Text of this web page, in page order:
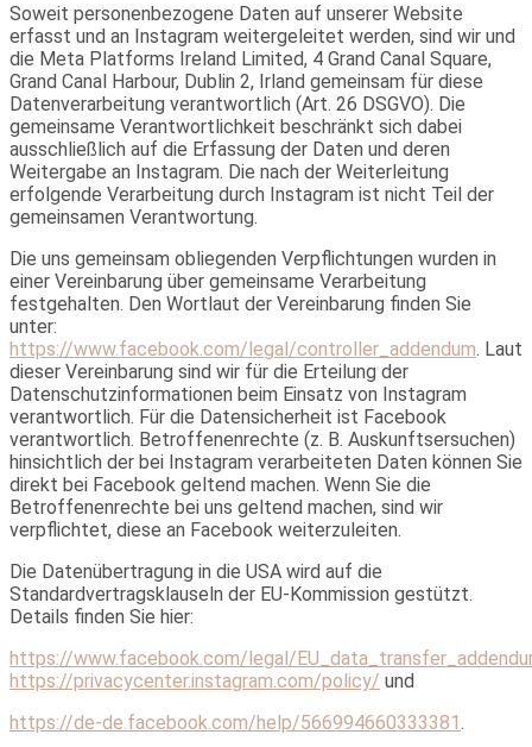
Soweit personenbezogene Daten auf unserer Website
erfasst und an Instagram weitergeleitet werden, sind wir und
die Meta Platforms Ireland Limited, 4 Grand Canal Square,
Grand Canal Harbour, Dublin 2, Irland gemeinsam für diese
Datenverarbeitung verantwortlich (Art. 26 DSGVO). Die
gemeinsame Verantwortlichkeit beschränkt sich dabei
ausschließlich auf die Erfassung der Daten und deren
Weitergabe an Instagram. Die nach der Weiterleitung
erfolgende Verarbeitung durch Instagram ist nicht Teil der
gemeinsamen Verantwortung.
Die uns gemeinsam obliegenden Verpflichtungen wurden in
einer Vereinbarung über gemeinsame Verarbeitung
festgehalten. Den Wortlaut der Vereinbarung finden Sie
unter:
https://www.facebook.com/legal/controller_addendum. Laut
dieser Vereinbarung sind wir für die Erteilung der
Datenschutzinformationen beim Einsatz von Instagram
verantwortlich. Für die Datensicherheit ist Facebook
verantwortlich. Betroffenenrechte (z. B. Auskunftsersuchen)
hinsichtlich der bei Instagram verarbeiteten Daten können Sie
direkt bei Facebook geltend machen. Wenn Sie die
Betroffenenrechte bei uns geltend machen, sind wir
verpflichtet, diese an Facebook weiterzuleiten.
Die Datenübertragung in die USA wird auf die
Standardvertragsklauseln der EU-Kommission gestützt.
Details finden Sie hier:
https://www.facebook.com/legal/
https://privacycenter.instagram.com/policy/ und
https://de-de.facebook.com/help/566994660333381 .